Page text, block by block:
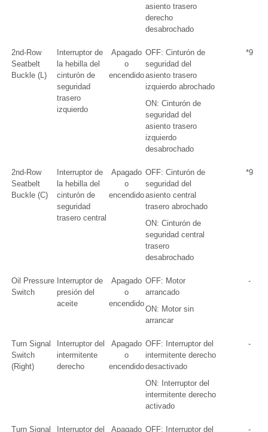
asiento trasero
derecho
desabrochado
2nd-Row
Seatbelt
Buckle (L)
Interruptor de
la hebilla del
cinturón de
seguridad
trasero
izquierdo
Apagado
o
encendido
OFF: Cinturón de
seguridad del
asiento trasero
izquierdo abrochado
ON: Cinturón de
seguridad del
asiento trasero
izquierdo
desabrochado
*9
2nd-Row
Seatbelt
Buckle (C)
Interruptor de
la hebilla del
cinturón de
seguridad
trasero central
Apagado
o
encendido
OFF: Cinturón de
seguridad del
asiento central
trasero abrochado
ON: Cinturón de
seguridad central
trasero
desabrochado
*9
Oil Pressure
Switch
Interruptor de
presión del
aceite
Apagado
o
encendido
OFF: Motor
arrancado
ON: Motor sin
arrancar
-
Turn Signal
Switch
(Right)
Interruptor del
intermitente
derecho
Apagado
o
encendido
OFF: Interruptor del
intermitente derecho
desactivado
ON: Interruptor del
intermitente derecho
activado
-
Turn Signal
Interruptor del
Apagado OFF: Interruptor del
-